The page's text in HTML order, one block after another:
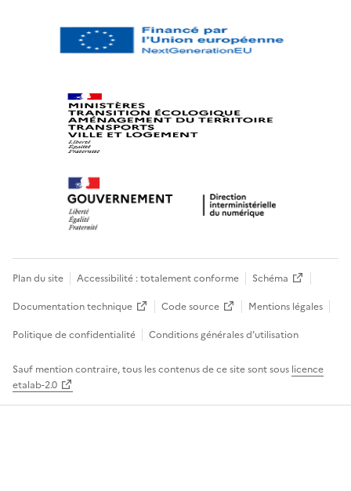
Plan du site Accessibilité : totalement conforme
Schéma
Documentation technique
Code source
Mentions légales
Politique de confidentialité
Conditions générales d’utilisation
Sauf mention contraire, tous les contenus de ce site sont sous licence
etalab-2.0